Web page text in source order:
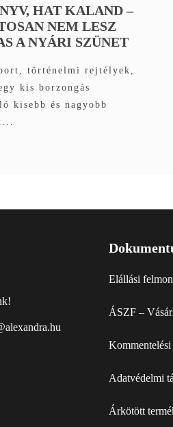
HAT KALAND –
NEM LESZ
A NYÁRI SZÜNET
történelmi rejtélyek,
kis borzongás
kisebb és nagyobb
Elállási
ÁSZF –
Kommentelési
Adatvédelmi
Árkötött